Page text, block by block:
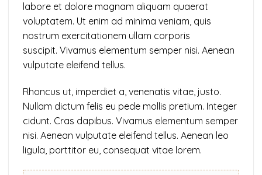
labore et dolore magnam aliquam quaerat
voluptatem. Ut enim ad minima veniam, quis
nostrum exercitationem ullam corporis
suscipit. Vivamus elementum semper nisi. Aenean
vulputate eleifend tellus.
Rhoncus ut, imperdiet a, venenatis vitae, justo.
Nullam dictum felis eu pede mollis pretium. Integer
cidunt. Cras dapibus. Vivamus elementum semper
nisi. Aenean vulputate eleifend tellus. Aenean leo
ligula, porttitor eu, consequat vitae lorem.